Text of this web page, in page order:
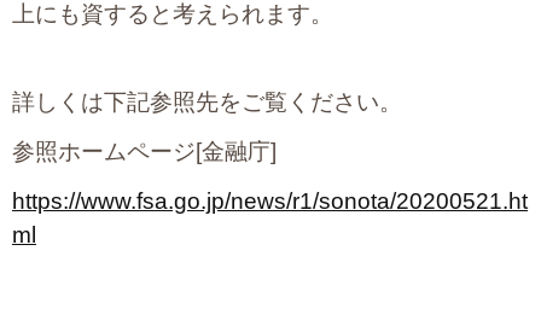
上にも資すると考えられます。
詳しくは下記参照先をご覧ください。
参照ホームページ[金融庁]
https://www.fsa.go.jp/news/r1/sonota/20200521.ht
ml